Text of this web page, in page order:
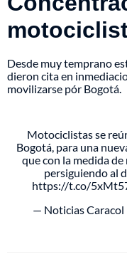
Desde muy temprano
dieron cita en
movilizarse pór Bogotá.
Motociclistas se
Bogotá, para una
que con la medida
persiguiendo al
https://t.co/
— Noticias Caracol